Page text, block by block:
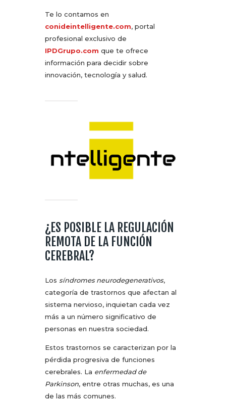
Te lo contamos en
conideintelligente.com, portal
profesional exclusivo de
IPDGrupo.com que te ofrece
información para decidir sobre
innovación, tecnología y salud.
¿ES POSIBLE LA REGULACIÓN
REMOTA DE LA FUNCIÓN
CEREBRAL?
Los síndromes neurodegenerativos,
categoría de trastornos que afectan al
sistema nervioso, inquietan cada vez
más a un número significativo de
personas en nuestra sociedad.
Estos trastornos se caracterizan por la
pérdida progresiva de funciones
cerebrales. La enfermedad de
Parkinson, entre otras muchas, es una
de las más comunes.